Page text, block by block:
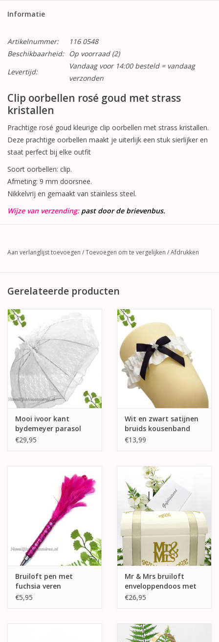
Informatie
Artikelnummer:
116 0548
Beschikbaarheid:
Op voorraad(2)
Levertijd:
Vandaag voor 14:00 besteld = vandaag
verzonden
Clip oorbellen rosé goud met strass
kristallen
Prachtige rosé goud kleurige clip oorbellen met strass kristallen.
Deze prachtige oorbellen maakt je uiterlijk een stuk sierlijker en
staat perfect bij elke outfit
Soort oorbellen: clip.
Afmeting: 9 mm doorsnee.
Nikkelvrij en gemaakt van stainless steel.
Wijze van verzending: past door de brievenbus.
Aan verlanglijst toevoegen /Toevoegen om te vergelijken /Afdrukken
Gerelateerde producten
Mooi ivoor kant
bydemeyer parasol
€29,95
Wit en zwart satijnen
bruids kousenband
€13,99
Bruiloft pen met
fuchsia veren
€5,95
Mr & Mrs bruiloft
enveloppendoos met
goud versierd
€26,95